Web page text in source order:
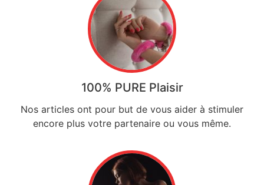
100% PURE Plaisir
Nos articles ont pour but de vous aider à stimuler
encore plus votre partenaire ou vous même.